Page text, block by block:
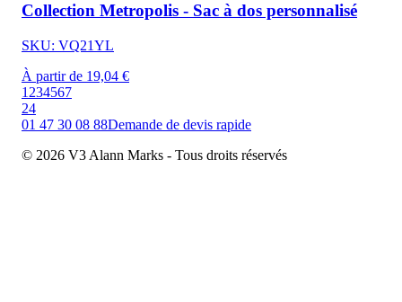
Collection Metropolis - Sac à dos personnalisé
SKU: VQ21YL
À partir de 19,04 €
1 234567
24
01 47 30 08 88Demande de devis rapide
© 2026 V3 Alann Marks - Tous droits réservés